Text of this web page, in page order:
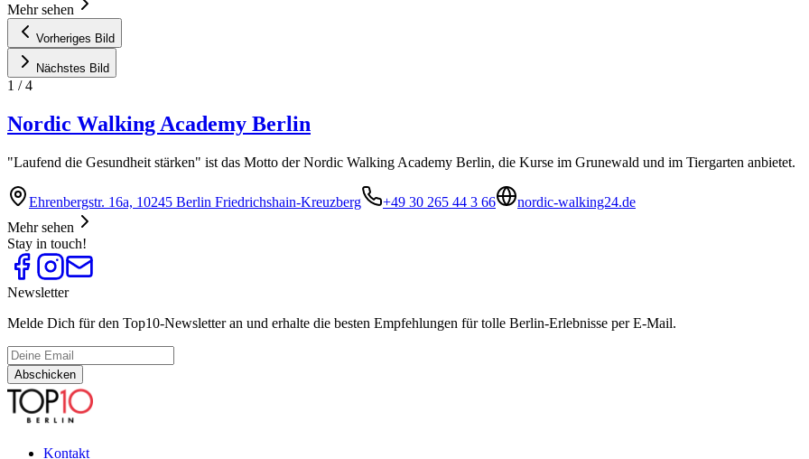
Mehr sehen
Vorheriges Bild
Nächstes Bild
1 /4
Nordic Walking Academy Berlin
"Laufend die Gesundheit stärken" ist das Motto der Nordic Walking Academy Berlin, die Kurse im Grunewald und im Tiergarten anbietet.
Ehrenbergstr. 16a, 10245 Berlin Friedrichshain-Kreuzberg +49 30 265 44 3 66
nordic-walking24.de
Mehr sehen
Stay in touch!
Newsletter
Melde Dich für den Top10-Newsletter an und erhalte die besten Empfehlungen für tolle Berlin-Erlebnisse per E-Mail.
Abschicken
Kontakt